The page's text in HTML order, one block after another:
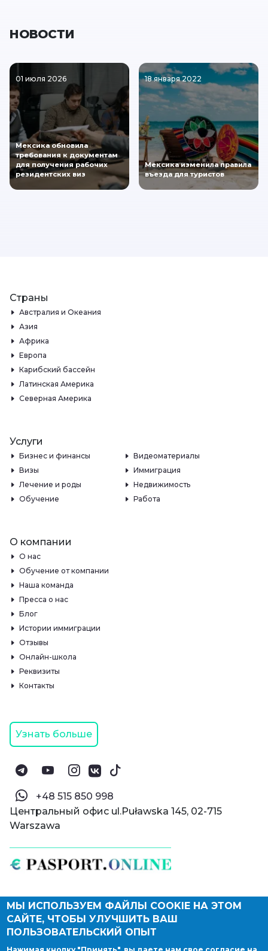
НОВОСТИ
01 июля 2026
Мексика обновила
требования к документам
для получения рабочих
резидентских виз
18 января 2022
Мексика изменила правила
въезда для туристов
© Паспорт Онлайн 2019—2026
Политика конфиденциальности
Оферта и конфиденциальность:РФ
Страны
Австралия и Океания
Азия
Африка
Европа
Карибский бассейн
Латинская Америка
Северная Америка
Услуги
Бизнес и финансы
Видеоматериалы
Визы
Иммиграция
Лечение и роды
Недвижимость
Обучение
Работа
О компании
О нас
Обучение от компании
Наша команда
Пресса о нас
Блог
Истории иммиграции
Отзывы
Онлайн-школа
Реквизиты
Контакты
Узнать больше
‪+48 515 850 998‬
Центральный офис ul.Puławska 145, 02-715
Warszawa
МЫ ИСПОЛЬЗУЕМ ФАЙЛЫ COOKIE НА ЭТОМ
САЙТЕ, ЧТОБЫ УЛУЧШИТЬ ВАШ
ПОЛЬЗОВАТЕЛЬСКИЙ ОПЫТ